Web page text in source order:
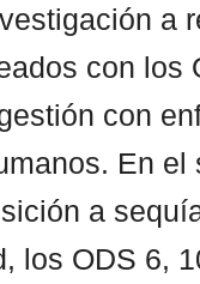
a
con los
con
En el
a
los ODS 6,